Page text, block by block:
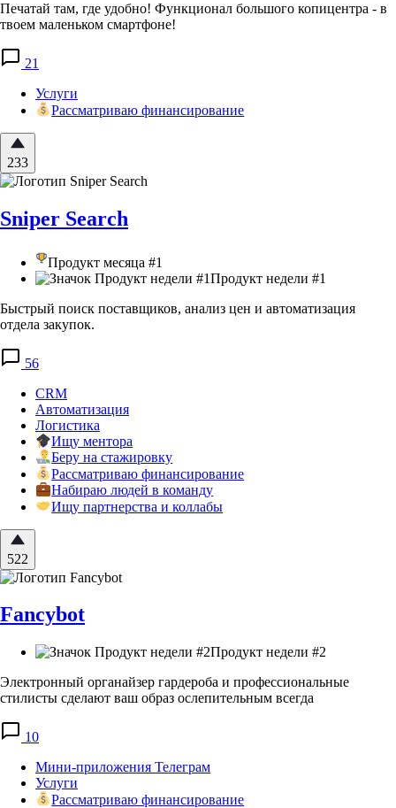
Печатай там, где удобно! Функционал большого копицентра - в
твоем маленьком смартфоне!
21
Услуги
Рассматриваю финансирование
233
Sniper Search
Продукт месяца #1
Продукт недели #1
Быстрый поиск поставщиков, анализ цен и автоматизация
отдела закупок.
56
CRM
Автоматизация
Логистика
Ищу ментора
Беру на стажировку
Рассматриваю финансирование
Набираю людей в команду
Ищу партнерства и коллабы
522
Fancybot
Продукт недели #2
Электронный органайзер гардероба и профессиональные
стилисты сделают ваш образ ослепительным всегда
10
Мини-приложения Телеграм
Услуги
Рассматриваю финансирование